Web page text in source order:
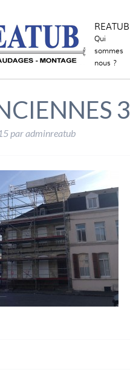
REATUB
Qui
sommes
nous ?
3
paradminreatub